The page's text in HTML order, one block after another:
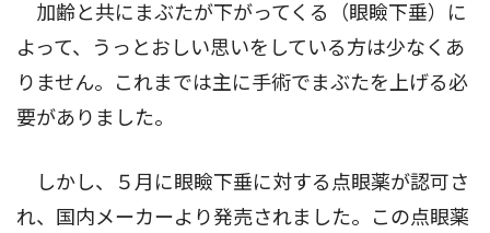
加齢と共にまぶたが下がってくる（眼瞼下垂）に
よって、うっとおしい思いをしている方は少なくあ
りません。これまでは主に手術でまぶたを上げる必
要がありました。
しかし、５月に眼瞼下垂に対する点眼薬が認可さ
れ、国内メーカーより発売されました。この点眼薬